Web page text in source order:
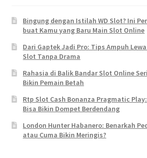
Bingung dengan Istilah WD Slot? Ini
buat Kamu yang Baru Main Slot Online
Dari Gaptek Jadi Pro: Tips Ampuh
Slot Tanpa Drama
Rahasia di Balik Bandar Slot Online
Bikin Pemain Betah
Rtp Slot Cash Bonanza Pragmatic
Bisa Bikin Dompet Berdendang
London Hunter Habanero: Benarkah
atau Cuma Bikin Meringis?